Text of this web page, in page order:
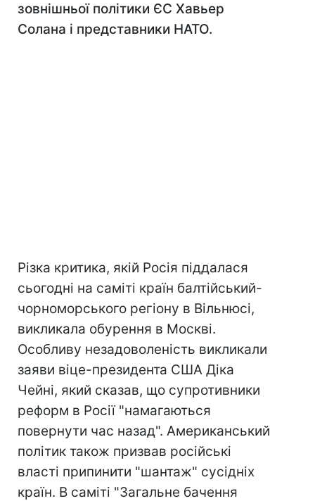
зовнішньої політики ЄС Хавьер
Солана і представники НАТО.
Різка критика, якій Росія піддалася
сьогодні на саміті країн балтійський-
чорноморського регіону в Вільнюсі,
викликала обурення в Москві.
Особливу незадоволеність викликали
заяви віце-президента США Діка
Чейні, який сказав, що супротивники
реформ в Росії "намагаються
повернути час назад". Американський
політик також призвав російські
власті припинити "шантаж" сусідніх
країн. В саміті "Загальне бачення